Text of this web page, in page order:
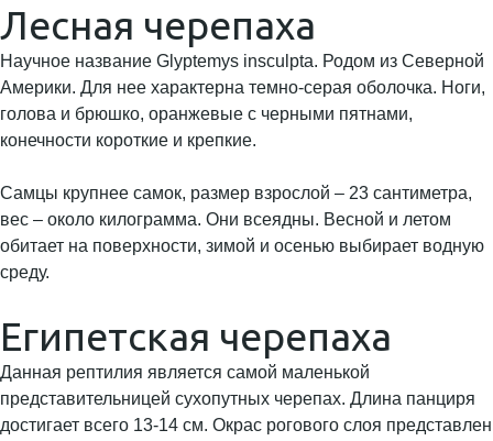
Лесная черепаха
Научное название Glyptemys insculpta. Родом из Северной
Америки. Для нее характерна темно-серая оболочка. Ноги,
голова и брюшко, оранжевые с черными пятнами,
конечности короткие и крепкие.
Самцы крупнее самок, размер взрослой – 23 сантиметра,
вес – около килограмма. Они всеядны. Весной и летом
обитает на поверхности, зимой и осенью выбирает водную
среду.
Египетская черепаха
Данная рептилия является самой маленькой
представительницей сухопутных черепах. Длина панциря
достигает всего 13-14 см. Окрас рогового слоя представлен